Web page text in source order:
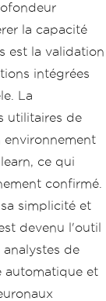
la capacité
est la validation
intégrées
La
utilitaires de
environnement
ce qui
confirmé.
simplicité et
devenu l'outil
de
automatique et